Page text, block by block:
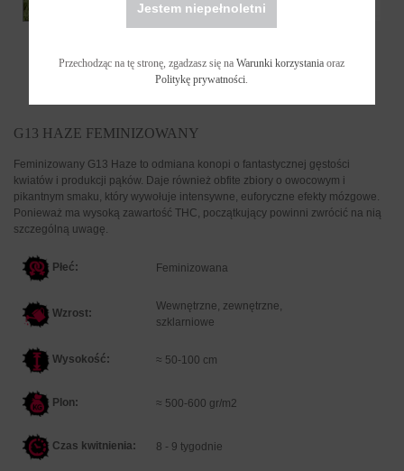
G13 HAZE FEMINIZOWANY
Feminizowany G13 Haze to odmiana konopi o fantastycznej gęstości
kwiatów i produkcji pąków. Daje również obfite zbiory o owocowym i
pikantnym smaku, który wywołuje intensywne, euforyczne efekty mózgowe.
Ponieważ ma wysoką zawartość THC, początkujący powinni zwrócić na nią
szczególną uwagę.
Płeć: Feminizowana
Wzrost:
Wewnętrzne, zewnętrzne,
szklarniowe
Wysokość: ≈ 50-100 cm
Plon: ≈ 500-600 gr/m2
Czas kwitnienia: 8 - 9 tygodnie
Jestem niepełnoletni
Przechodząc na tę stronę, zgadzasz się naWarunki korzystania oraz
Politykę prywatności.